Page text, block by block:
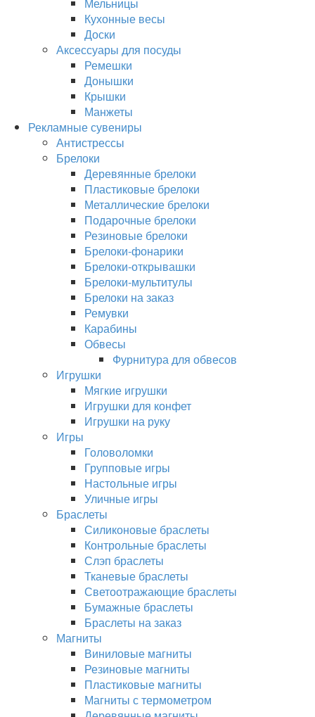
Кухонные весы
Доски
Аксессуары для посуды
Ремешки
Донышки
Крышки
Манжеты
Рекламные сувениры
Антистрессы
Брелоки
Деревянные брелоки
Пластиковые брелоки
Металлические брелоки
Подарочные брелоки
Резиновые брелоки
Брелоки-фонарики
Брелоки-открывашки
Брелоки-мультитулы
Брелоки на заказ
Ремувки
Карабины
Обвесы
Фурнитура для обвесов
Игрушки
Мягкие игрушки
Игрушки для конфет
Игрушки на руку
Игры
Головоломки
Групповые игры
Настольные игры
Уличные игры
Браслеты
Силиконовые браслеты
Контрольные браслеты
Слэп браслеты
Тканевые браслеты
Светоотражающие браслеты
Бумажные браслеты
Браслеты на заказ
Магниты
Виниловые магниты
Резиновые магниты
Пластиковые магниты
Магниты с термометром